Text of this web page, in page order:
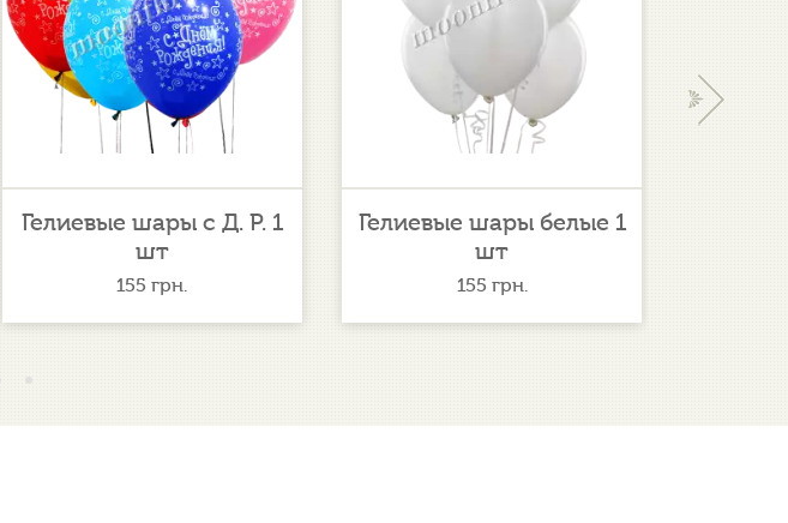
Гелиевые шары с Д. Р. 1
шт
155грн.
Гелиевые шары белые 1
шт
155 грн.
›